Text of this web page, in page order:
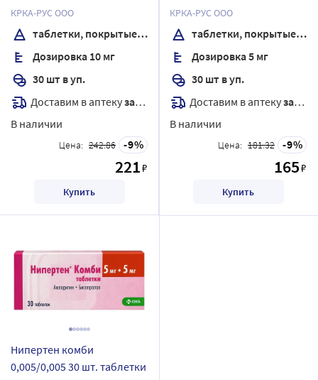
пленочной оболочкой
КРКА-РУС ООО
таблетки, покрытые пленочной оболочкой
Дозировка 10 мг
30 шт в уп.
Доставим в аптекузавтра
В наличии
Цена: 242.86 9
221₽
Купить
пленочной оболочкой
КРКА-РУС ООО
таблетки, покрытые пленочной оболочкой
Дозировка 5 мг
30 шт в уп.
Доставим в аптекузавтра
В наличии
Цена: 181.32 9
165₽
Купить
Нипертен комби
0,005/0,005 30 шт. таблетки